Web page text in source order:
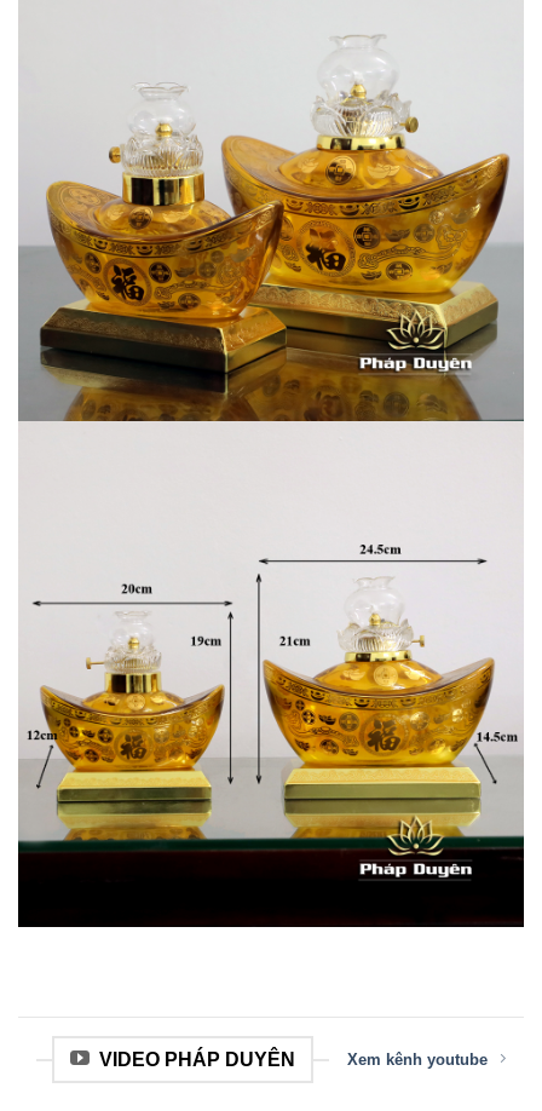
VIDEO PHÁP DUYÊN Xem kênh youtube